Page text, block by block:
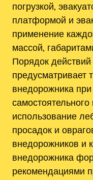
погрузкой‚
платформой и
применение
массой‚
Порядок
предусматривает
внедорожника
использование
просадок и
внедорожников и
внедорожника
рекомендациями